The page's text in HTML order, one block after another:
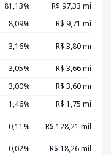
81,13%
R$ 97,33 mi
8,09%
R$ 9,71 mi
3,16% R$ 3,80 mi
3,05%
R$ 3,66 mi
3,00%
R$ 3,60 mi
1,46%
R$ 1,75 mi
0,11% R$ 128,21 mil
0,02%
R$ 18,26 mil